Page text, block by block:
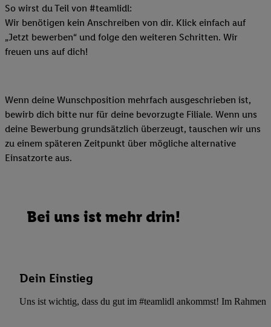
So wirst du Teil von #teamlidl:
Wir benötigen kein Anschreiben von dir. Klick einfach auf
„Jetzt bewerben“ und folge den weiteren Schritten. Wir
freuen uns auf dich!
Wenn deine Wunschposition mehrfach ausgeschrieben ist,
bewirb dich bitte nur für deine bevorzugte Filiale. Wenn uns
deine Bewerbung grundsätzlich überzeugt, tauschen wir uns
zu einem späteren Zeitpunkt über mögliche alternative
Einsatzorte aus.
Bei uns ist mehr drin!
Dein Einstieg
Uns ist wichtig, dass du gut im #teamlidl ankommst! Im Rahmen